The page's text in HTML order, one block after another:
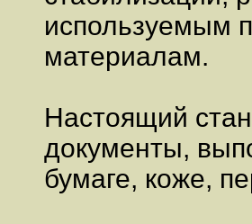
используемым
материалам.
Настоящий
документы,
бумаге, коже,